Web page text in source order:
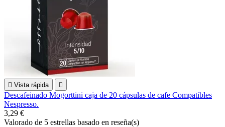
 Vista rápida 
Descafeinado Mogorttini caja de 20 cápsulas de cafe Compatibles
Nespresso.
3,29 €
Valorado de 5 estrellas basado en reseña(s)